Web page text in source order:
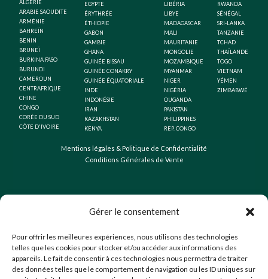
Gérer le consentement
Pour offrir les meilleures expériences, nous utilisons des technologies
telles que les cookies pour stocker et/ou accéder aux informations des
appareils. Le fait de consentir à ces technologies nous permettra de traiter
des données telles que le comportement de navigation ou les ID uniques sur
ALGÉRIE
ARABIE SAOUDITE
ARMÉNIE
BAHREÏN
BENIN
BRUNEÏ
BURKINA FASO
BURUNDI
CAMEROUN
CENTRAFRIQUE
CHINE
CONGO
CORÉE DU SUD
CÔTE D'IVOIRE
EGYPTE
ÉRYTHRÉE
ÉTHIOPIE
GABON
GAMBIE
GHANA
GUINÉE BISSAU
GUINÉE CONAKRY
GUINÉE ÉQUATORIALE
INDE
INDONÉSIE
IRAN
KAZAKHSTAN
KENYA
LIBÉRIA
LIBYE
MADAGASCAR
MALI
MAURITANIE
MONGOLIE
MOZAMBIQUE
MYANMAR
NIGER
NIGÉRIA
OUGANDA
PAKISTAN
PHILIPPINES
REP. CONGO
RWANDA
SÉNÉGAL
SRI-LANKA
TANZANIE
TCHAD
THAÏLANDE
TOGO
VIETNAM
YÉMEN
ZIMBABWÉ
Mentions légales & Politique de Confidentialité
Conditions Générales de Vente